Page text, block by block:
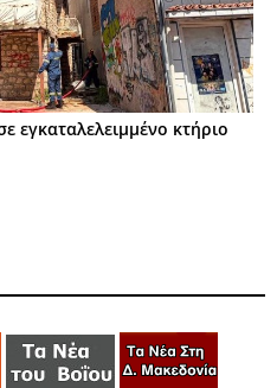
εγκαταλελειμμένο κτήριο